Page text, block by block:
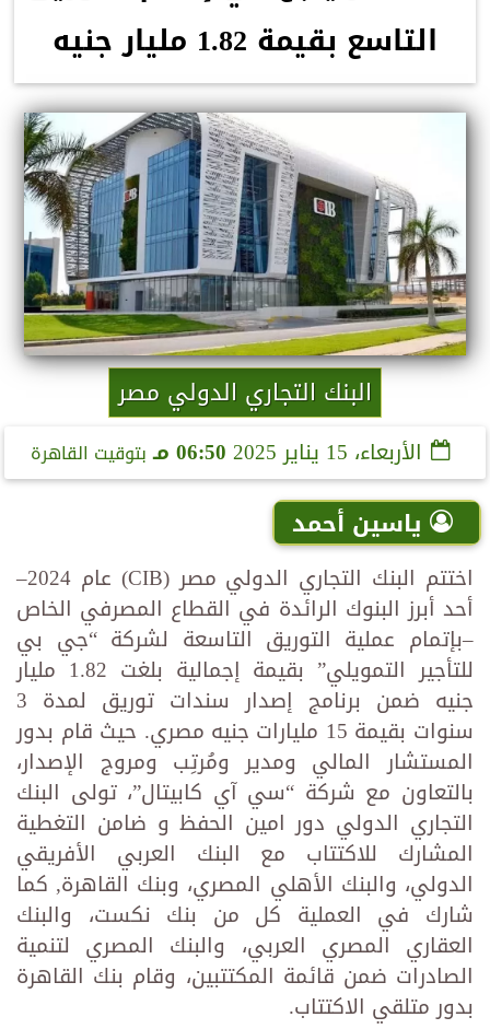
التاسع بقيمة 1.82 مليار جنيه
البنك التجاري الدولي مصر
الأربعاء، 15 يناير 2025 06:50 مـ بتوقيت القاهرة
ياسين أحمد
اختتم البنك التجاري الدولي مصر (CIB) عام 2024–
أحد أبرز البنوك الرائدة في القطاع المصرفي الخاص
–بإتمام عملية التوريق التاسعة لشركة “جي بي
للتأجير التمويلي” بقيمة إجمالية بلغت 1.82 مليار
جنيه ضمن برنامج إصدار سندات توريق لمدة 3
سنوات بقيمة 15 مليارات جنيه مصري. حيث قام بدور
المستشار المالي ومدير ومُرتِب ومروج الإصدار،
بالتعاون مع شركة “سي آي كابيتال”، تولى البنك
التجاري الدولي دور امين الحفظ و ضامن التغطية
المشارك للاكتتاب مع البنك العربي الأفريقي
الدولي، والبنك الأهلي المصري، وبنك القاهرة, كما
شارك في العملية كل من بنك نكست، والبنك
العقاري المصري العربي، والبنك المصري لتنمية
الصادرات ضمن قائمة المكتتبين، وقام بنك القاهرة
بدور متلقي الاكتتاب.